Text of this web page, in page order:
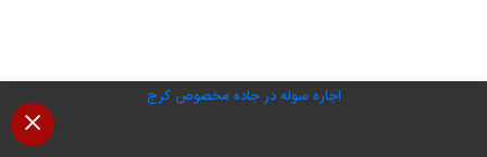
اجاره سوله در جاده مخصوص کرج